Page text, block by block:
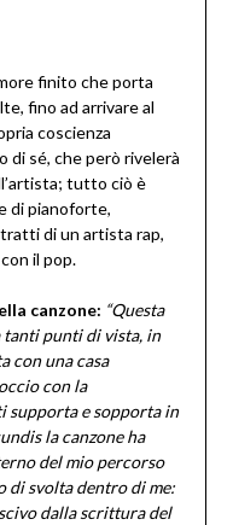
finito che porta
fino ad arrivare al
coscienza
di sé, che però rivelerà
tutto ciò è
di pianoforte,
di un artista rap,
il pop.
canzone: “Questa
tanti punti di vista, in
con una casa
con la
supporta e sopporta in
la canzone ha
del mio percorso
di svolta dentro di me:
dalla scrittura del